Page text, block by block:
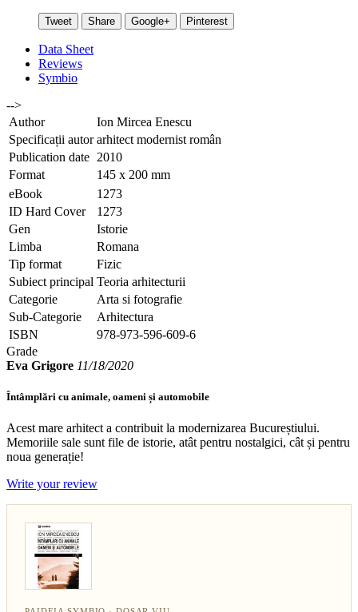
Tweet Share Google+ Pinterest
Data Sheet
Reviews
Symbio
-->
Author
Ion Mircea Enescu
Specificații autor arhitect modernist român
Publication date 2010
Format
145 x 200 mm
eBook
1273
ID Hard Cover
1273
Gen
Istorie
Limba
Romana
Tip format
Fizic
Subiect principal Teoria arhitecturii
Categorie
Arta si fotografie
Sub-Categorie
Arhitectura
ISBN
978-973-596-609-6
Grade
Eva Grigore 11/18/2020
Întâmplări cu animale, oameni și automobile
Acest mare arhitect a contribuit la modernizarea Bucureștiului.
Memoriile sale sunt file de istorie, atât pentru nostalgici, cât și pentru
noua generație!
Write your review